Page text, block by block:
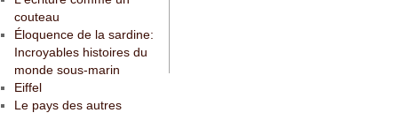
couteau
Éloquence de la sardine:
Incroyables histoires du
monde sous-marin
Eiffel
Le pays des autres